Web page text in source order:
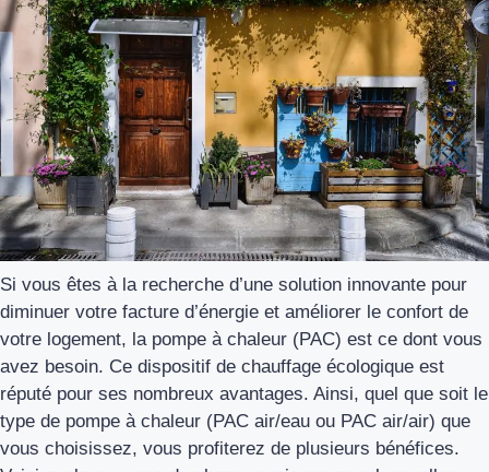
Si vous êtes à la recherche d’une solution innovante pour
diminuer votre facture d’énergie et améliorer le confort de
votre logement, la pompe à chaleur (PAC) est ce dont vous
avez besoin. Ce dispositif de chauffage écologique est
réputé pour ses nombreux avantages. Ainsi, quel que soit le
type de pompe à chaleur (PAC air/eau ou PAC air/air) que
vous choisissez, vous profiterez de plusieurs bénéfices.